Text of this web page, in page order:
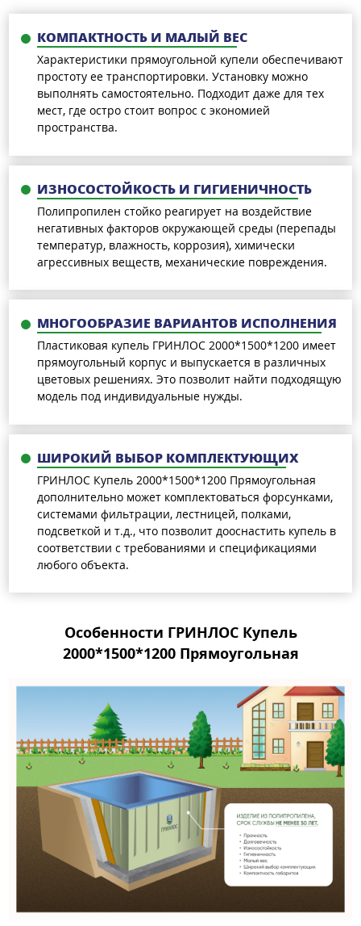
КОМПАКТНОСТЬ И МАЛЫЙ ВЕС
Характеристики прямоугольной купели обеспечивают
простоту ее транспортировки. Установку можно
выполнять самостоятельно. Подходит даже для тех
мест, где остро стоит вопрос с экономией
пространства.
ИЗНОСОСТОЙКОСТЬ И ГИГИЕНИЧНОСТЬ
Полипропилен стойко реагирует на воздействие
негативных факторов окружающей среды (перепады
температур, влажность, коррозия), химически
агрессивных веществ, механические повреждения.
МНОГООБРАЗИЕ ВАРИАНТОВ ИСПОЛНЕНИЯ
Пластиковая купель ГРИНЛОС 2000*1500*1200 имеет
прямоугольный корпус и выпускается в различных
цветовых решениях. Это позволит найти подходящую
модель под индивидуальные нужды.
ШИРОКИЙ ВЫБОР КОМПЛЕКТУЮЩИХ
ГРИНЛОС Купель 2000*1500*1200 Прямоугольная
дополнительно может комплектоваться форсунками,
системами фильтрации, лестницей, полками,
подсветкой и т.д., что позволит дооснастить купель в
соответствии с требованиями и спецификациями
любого объекта.
Особенности ГРИНЛОС Купель
2000*1500*1200 Прямоугольная